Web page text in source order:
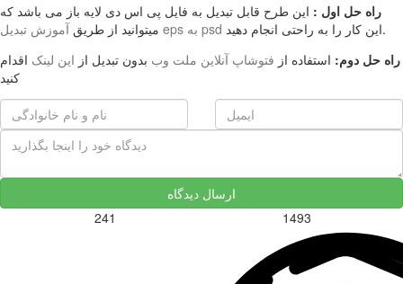
راه حل اول : این طرح قابل تبدیل به فایل پی اس دی لایه باز می باشد که
میتوانید از طریق
آموزش تبدیل eps به psd
این کار را به راحتی انجام دهید.
راه حل دوم: استفاده از فتوشاپ آنلاین ملت وب بدون تبدیل از این لینک اقدام
کنید
ارسال دیدگاه
241
1493